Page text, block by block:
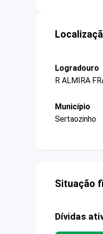
Logradouro
R ALMIRA
Município
Sertaozinho
Situação
Dívidas